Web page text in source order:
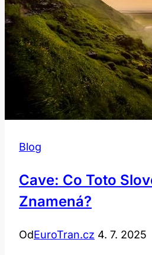
Blog
Cave: Co Toto
Znamená?
OdEuroTran.cz 4. 7. 2025